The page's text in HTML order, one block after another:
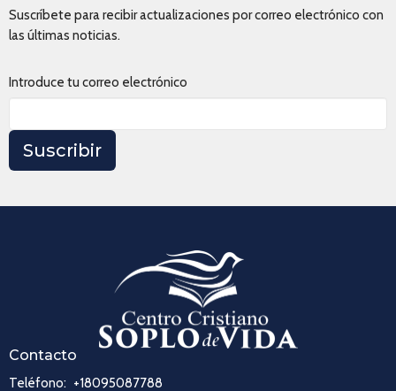
Suscríbete para recibir actualizaciones por correo electrónico con
las últimas noticias.
Introduce tu correo electrónico
Suscribir
Contacto
Teléfono: +18095087788